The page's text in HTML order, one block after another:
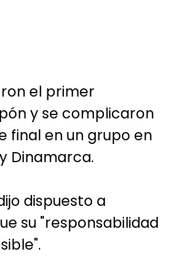
el primer
y se complicaron
final en un grupo en
Dinamarca.
dispuesto a
su "responsabilidad